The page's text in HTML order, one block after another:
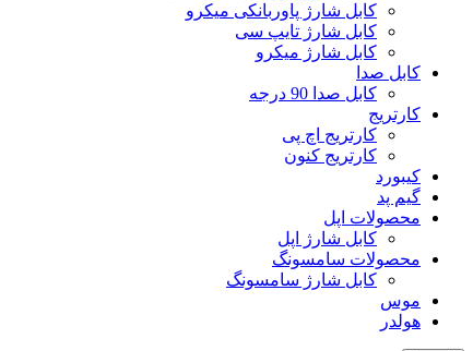
کابل شارژ پاوربانکی میکرو
کابل شارژ تایپ سی
کابل شارژ میکرو
کابل صدا
کابل صدا 90 درجه
کارتریج
کارتریج اچ پی
کارتریج کنون
کیبورد
گیم پد
محصولات اپل
کابل شارژ اپل
محصولات سامسونگ
کابل شارژ سامسونگ
موس
هولدر